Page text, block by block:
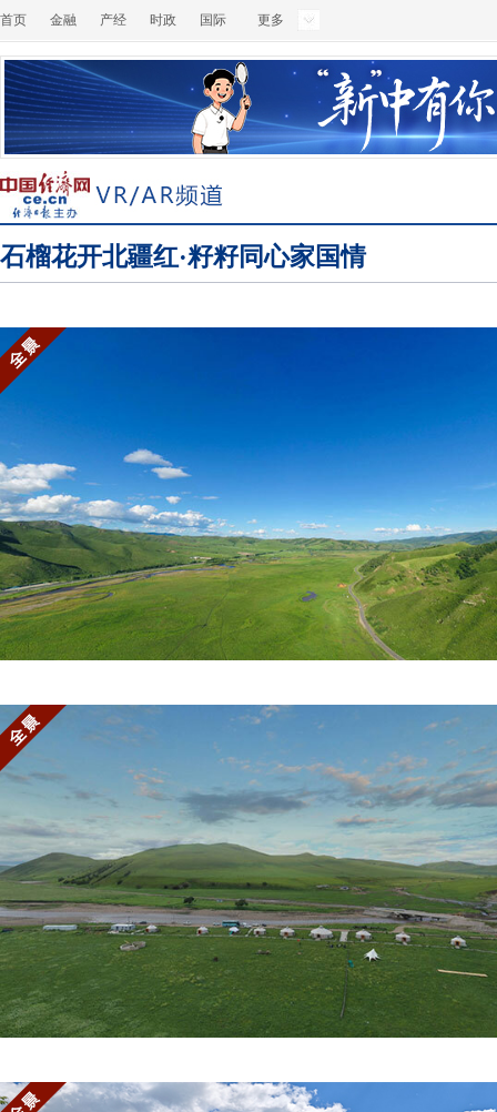
首页 金融 产经 时政 国际 更多
石榴花开北疆红·籽籽同心家国情